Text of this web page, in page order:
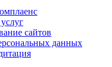
сайтов
данных